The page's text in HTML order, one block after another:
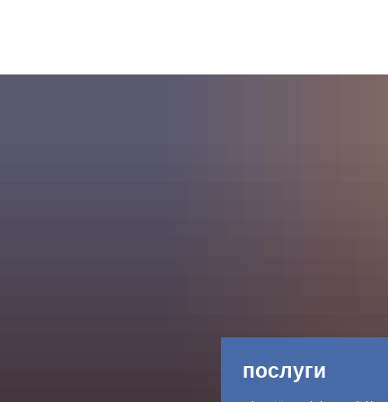
послуги